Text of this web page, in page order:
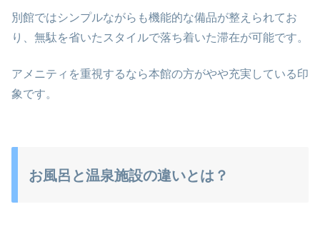
別館ではシンプルながらも機能的な備品が整えられてお
り、無駄を省いたスタイルで落ち着いた滞在が可能です。
アメニティを重視するなら本館の方がやや充実している印
象です。
お風呂と温泉施設の違いとは？